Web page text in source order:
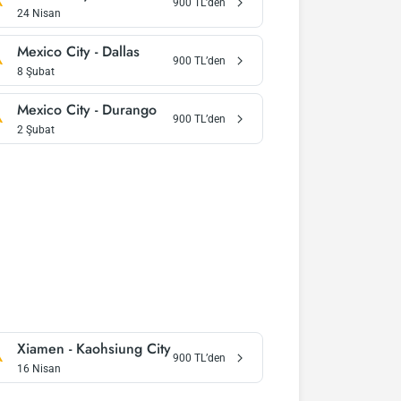
24 Nisan
Mexico City- Dallas
8 Şubat
900 TL’den
Mexico City- Durango
2 Şubat
900 TL’den
Xiamen - Kaohsiung City
16 Nisan
900 TL’den